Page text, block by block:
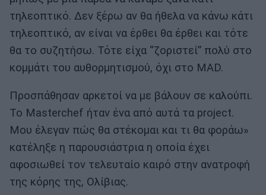
τηλεοπτικό. Δεν ξέρω αν θα ήθελα να κάνω κάτι
τηλεοπτικό, αν είναι να έρθει θα έρθει και τότε
θα το συζητήσω. Τότε είχα “ζοριστεί” πολύ στο
κομμάτι του αυθορμητισμού, όχι στο MAD.
Προσπάθησαν αρκετοί να με βάλουν σε καλούπι.
Το Masterchef ήταν ένα από αυτά τα project.
Μου έλεγαν πώς θα στέκομαι και τι θα φοράω»
κατέληξε η παρουσιάστρια η οποία έχει
αφοσιωθεί τον τελευταίο καιρό στην ανατροφή
της κόρης της, Ολίβιας.